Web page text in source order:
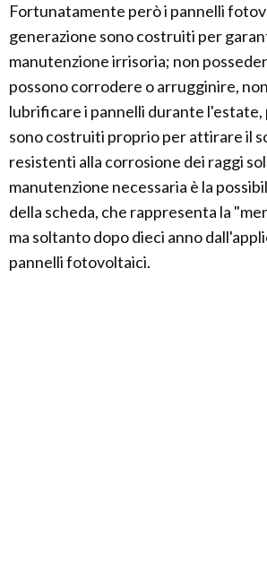
Fortunatamente però i pannelli
generazione sono costruiti per
manutenzione irrisoria; non
possono corrodere o arrugginire,
lubrificare i pannelli durante l'estate,
sono costruiti proprio per attirare il
resistenti alla corrosione dei raggi
manutenzione necessaria è la
della scheda, che rappresenta la
ma soltanto dopo dieci anno
pannelli fotovoltaici.